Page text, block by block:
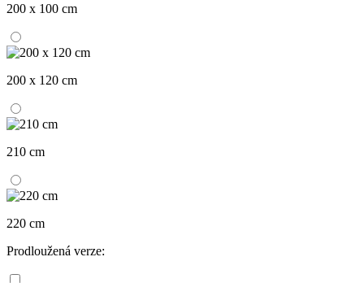
200 x 100 cm
200 x 120 cm
210 cm
220 cm
Prodloužená verze: